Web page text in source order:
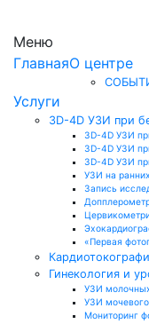
Меню
ГлавнаяО центре
Услуги
3D-4D УЗИ при
3D-4D УЗИ
3D-4D УЗИ
3D-4D УЗИ
УЗИ на
Запись
«Первая
Гинекология и
УЗИ
УЗИ
Мониторинг